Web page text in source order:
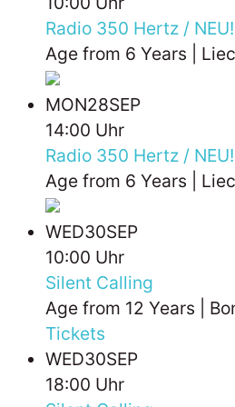
Radio 350 Hertz / NEU!
Age from 6 Years |
MON28SEP
14:00 Uhr
Radio 350 Hertz / NEU!
Age from 6 Years |
WED30SEP
10:00 Uhr
Silent Calling
Age from 12 Years |
Tickets
WED30SEP
18:00 Uhr